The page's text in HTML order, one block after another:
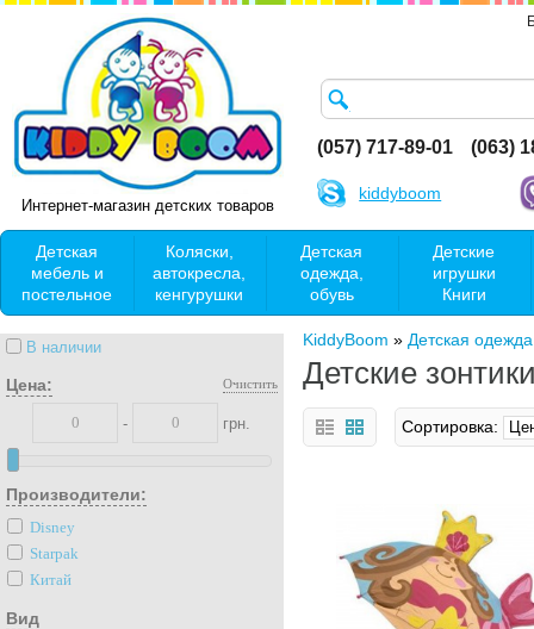
Интернет-магазин детских товаров
(057) 717-89-01 (063)
kiddyboom
Детская
мебель и
постельное
Коляски,
автокресла,
кенгурушки
Детская
одежда,
обувь
Детские
игрушки
Книги
В наличии
Очистить
Цена:
- грн.
Производители:
Disney
Starpak
Китай
Вид
KiddyBoom » Детская одежда
Детские
Сортировка: